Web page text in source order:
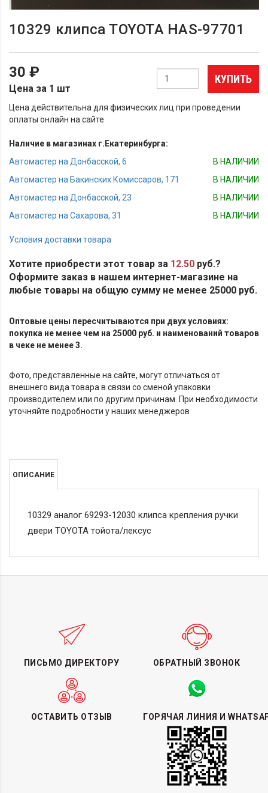
10329 клипса TOYOTA HAS-97701
30 ₽
Цена за 1 шт
КУПИТЬ
Цена действительна для физических лиц при проведении
оплаты онлайн на сайте
Наличие в магазинах г.Екатеринбурга:
Автомастер на Донбасской, 6
В НАЛИЧИИ
Автомастер на Бакинских Комиссаров, 171
В НАЛИЧИИ
Автомастер на Донбасской, 23
В НАЛИЧИИ
Автомастер на Сахарова, 31
В НАЛИЧИИ
Условия доставки товара
Хотите приобрести этот товар за 12.50 руб.?
Оформите заказ в нашем интернет-магазине на
любые товары на общую сумму не менее 25000 руб.
Оптовые цены пересчитываются при двух условиях:
покупка не менее чем на 25000 руб. и наименований товаров
в чеке не менее 3.
Фото, представленные на сайте, могут отличаться от
внешнего вида товара в связи со сменой упаковки
производителем или по другим причинам. При необходимости
уточняйте подробности у наших менеджеров
ОПИСАНИЕ
10329 аналог 69293-12030 клипса крепления ручки
двери TOYOTA тойота/лексус
ПИСЬМО ДИРЕКТОРУ ОБРАТНЫЙ ЗВОНОК
ОСТАВИТЬ ОТЗЫВ ГОРЯЧАЯ ЛИНИЯ И